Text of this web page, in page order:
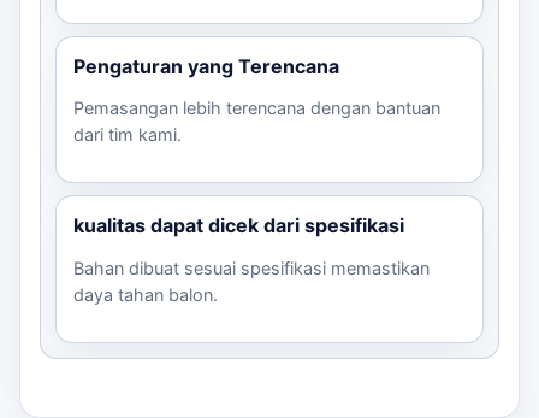
Pengaturan yang Terencana
Pemasangan lebih terencana dengan bantuan
dari tim kami.
kualitas dapat dicek dari spesifikasi
Bahan dibuat sesuai spesifikasi memastikan
daya tahan balon.